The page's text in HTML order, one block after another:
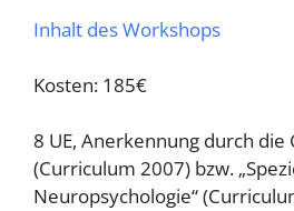
Inhalt des Workshops
Kosten: 185€
8 UE, Anerkennung durch die
(Curriculum 2007) bzw.
Neuropsychologie“